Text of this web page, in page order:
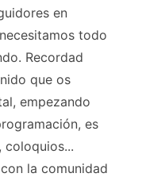
en
todo
Recordad
que os
empezando
es
coloquios...
la comunidad